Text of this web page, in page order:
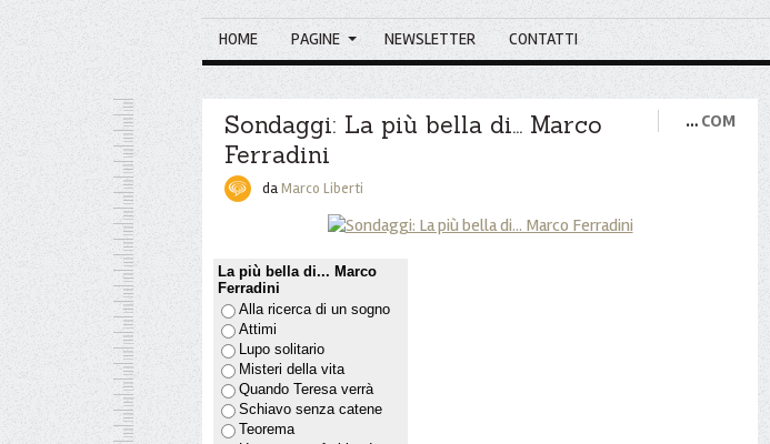
HOME PAGINE NEWSLETTER CONTATTI
Sondaggi: La più bella di... Marco
Ferradini
… COM
daMarco Liberti
La più bella di... Marco
Ferradini
Alla ricerca di un sogno
Attimi
Lupo solitario
Misteri della vita
Quando Teresa verrà
Schiavo senza catene
Teorema